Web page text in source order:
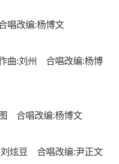
编:杨博文
:刘州 合唱改编:杨博
唱改编:杨博文
豆 合唱改编:尹正文